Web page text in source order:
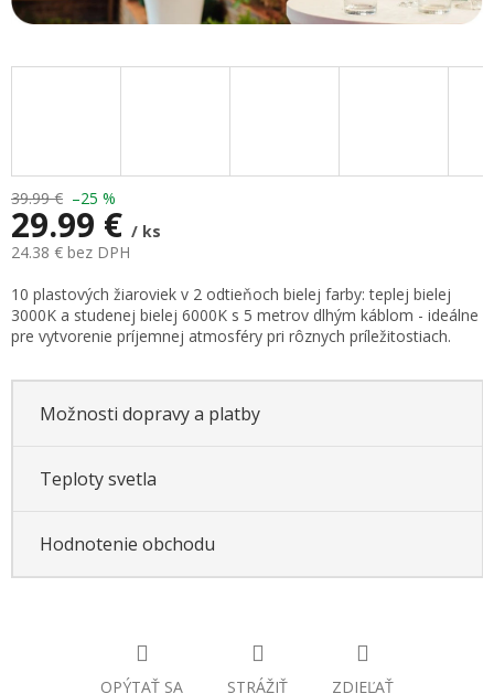
39.99 € –25 %
29.99 € / ks
24.38 € bez DPH
Jednotková
cena:
10 plastových žiaroviek v 2 odtieňoch bielej farby: teplej bielej
3000K a studenej bielej 6000K s 5 metrov dlhým káblom - ideálne
pre vytvorenie príjemnej atmosféry pri rôznych príležitostiach.
Možnosti dopravy a platby
Teploty svetla
Hodnotenie obchodu
OPÝTAŤ SA STRÁŽIŤ ZDIEĽAŤ